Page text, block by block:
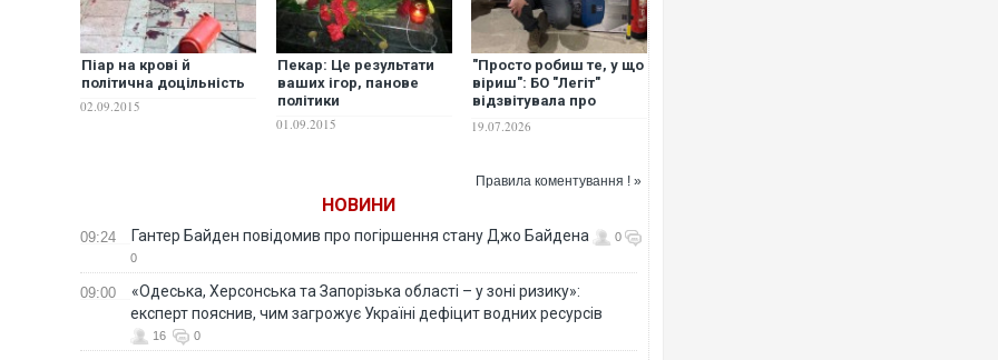
Піар на крові й
політична доцільність
02.09.2015
Пекар: Це результати
ваших ігор, панове
політики
01.09.2015
"Просто робиш те, у що
віриш": БО "Легіт"
відзвітувала про
масштабну допомогу
військовим,
19.07.2026
Правила коментування ! »
НОВИНИ
09:24 Гантер Байден повідомив про погіршення стану Джо Байдена
0
0
09:00
«Одеська, Херсонська та Запорізька області – у зоні ризику»:
експерт пояснив, чим загрожує Україні дефіцит водних ресурсів
16 0
Ворог завдав комбінованого
двоє поранених. Ще десятеро
після атаки БПЛА по ринку на